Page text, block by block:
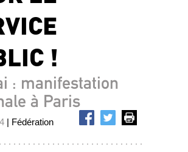
!
: manifestation
à Paris
| Fédération